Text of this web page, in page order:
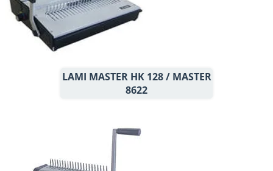
LAMI MASTER HK 128 / MASTER
8622